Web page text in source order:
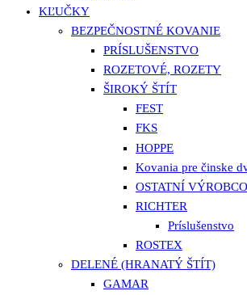
KĽUČKY
BEZPEČNOSTNÉ KOVANIE
PRÍSLUŠENSTVO
ROZETOVÉ, ROZETY
ŠIROKÝ ŠTÍT
FEST
FKS
HOPPE
Kovania pre činske
OSTATNÍ
RICHTER
Príslušenstvo
ROSTEX
DELENÉ (HRANATÝ ŠTÍT)
GAMAR